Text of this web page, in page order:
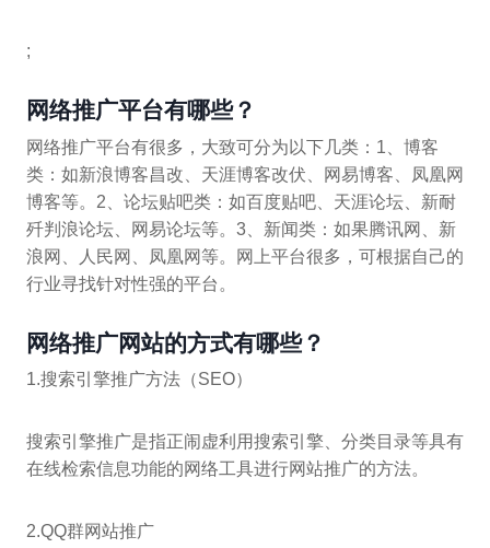
;
网络推广平台有哪些？
网络推广平台有很多，大致可分为以下几类：1、博客
类：如新浪博客昌改、天涯博客改伏、网易博客、凤凰网
博客等。2、论坛贴吧类：如百度贴吧、天涯论坛、新耐
歼判浪论坛、网易论坛等。3、新闻类：如果腾讯网、新
浪网、人民网、凤凰网等。网上平台很多，可根据自己的
行业寻找针对性强的平台。
网络推广网站的方式有哪些？
1.搜索引擎推广方法（SEO）
搜索引擎推广是指正闹虚利用搜索引擎、分类目录等具有
在线检索信息功能的网络工具进行网站推广的方法。
2.QQ群网站推广